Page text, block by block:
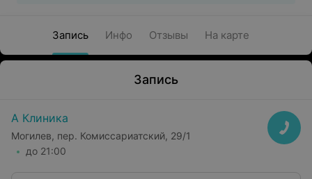
Запись Инфо Отзывы На карте
Запись
А Клиника
Могилев, пер. Комиссариатский, 29/1
до 21:00